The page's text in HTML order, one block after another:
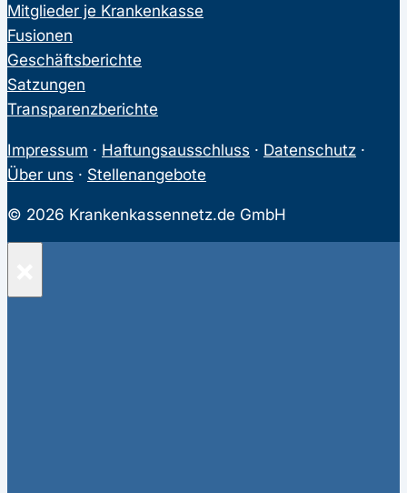
Mitglieder je Krankenkasse
Fusionen
Geschäftsberichte
Satzungen
Transparenzberichte
Impressum · Haftungsausschluss · Datenschutz ·
Über uns · Stellenangebote
© 2026 Krankenkassennetz.de GmbH